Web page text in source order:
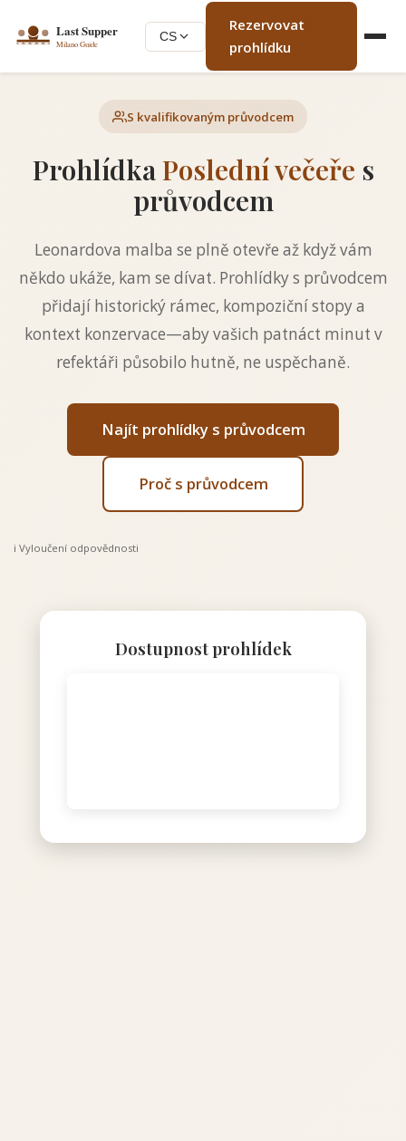
CS
Rezervovat
prohlídku
S kvalifikovaným průvodcem
ProhlídkaPoslední večeře s
průvodcem
Leonardova malba se plně otevře až když vám
někdo ukáže, kam se dívat. Prohlídky s průvodcem
přidají historický rámec, kompoziční stopy a
kontext konzervace—aby vašich patnáct minut v
refektáři působilo hutně, ne uspěchaně.
Najít prohlídky s průvodcem
Proč s průvodcem
ℹ️ Vyloučení odpovědnosti
Dostupnost prohlídek